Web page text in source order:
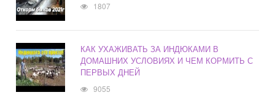
1807
КАК УХАЖИВАТЬ ЗА ИНДЮКАМИ В
ДОМАШНИХ УСЛОВИЯХ И ЧЕМ КОРМИТЬ С
ПЕРВЫХ ДНЕЙ
9055